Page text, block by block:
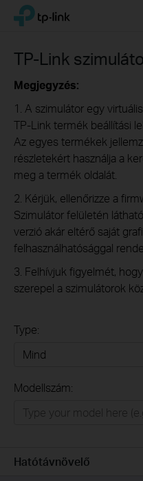
Click
the
navigation
TP-Link, Reliably Smart
TP-Link
Megjegyzés:
1. A szimulátor egy
TP-Link termék beállítási
Az egyes termékek
részletekért használja a
meg a termék oldalát.
2. Kérjük, ellenőrizze a
Szimulátor felületén
verzió akár eltérő saját
felhasználhatósággal
3. Felhívjuk figyelmét,
szerepel a szimulátorok
Type:
Irodai/üzleti
Modellszám:
Hatótávnövelő